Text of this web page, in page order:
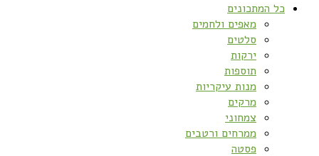
כל המתכונים
מאפים ולחמים
סלטים
ירקות
תוספות
מנות עיקריות
מרקים
צמחוני
ממרחים ורטבים
פסטה